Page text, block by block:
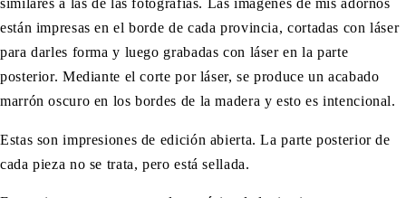
están impresas en el borde de cada provincia, cortadas con láser
para darles forma y luego grabadas con láser en la parte
posterior. Mediante el corte por láser, se produce un acabado
marrón oscuro en los bordes de la madera y esto es intencional.
Estas son impresiones de edición abierta. La parte posterior de
cada pieza no se trata, pero está sellada.